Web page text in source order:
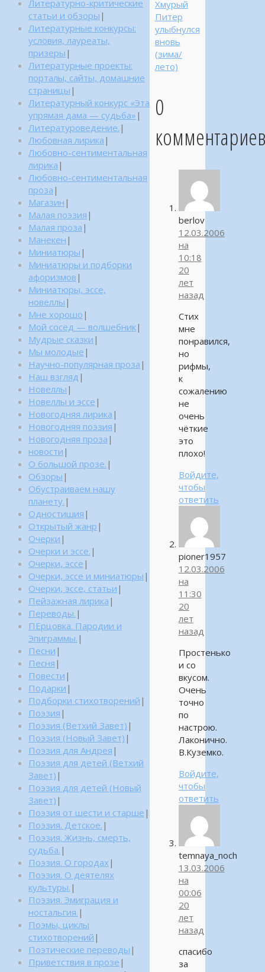
Хмурый
Питер
улыбнулся
вновь
(зима/
лето)
0
berlov
12.03.2006
на
10:18
20
лет
назад
Стих
мне
понравился,
но
рифмы,
к
сожалению
не
очень
чёткие
это
плохо!
Войдите,
чтобы
ответить
pioner1957
12.03.2006
на
11:30
20
лет
назад
Простенько
и со
вкусом.
Очень
точно
по
настрою.
Лаконично.
В.Куземко.
Войдите,
чтобы
ответить
temnaya_noch
13.03.2006
на
00:06
20
лет
назад
спасибо
за
Литературно-критические
статьи и обзоры |
Литературные конкурсы:
условия, лауреаты,
призеры |
Литературные проекты:
порталы, сайты, домашние
страницы |
Литературный конкурс «Эта
упрямая дама — судьба» |
Литературоведение. |
Любовная лирика |
Любовно-сентиментальная
лирика |
Любовно-сентиментальная
проза |
Магазин |
Малая поэзия |
Малая проза |
Манекен |
Миниатюры |
Миниатюры и подборки
афоризмов |
Миниатюры, эссе,
новеллы |
Мне хорошо |
Мой сосед — волшебник|
Мудрые сказки |
Мы молодые |
Научно-популярная проза |
Наш взгляд |
Новеллы |
Новеллы и эссе |
Новогодняя лирика |
Новогодняя поэзия |
Новогодняя проза |
новости |
О большой прозе. |
Обзоры |
Обустраиваем нашу
планету. |
Одностишия |
Открытый жанр |
Очерки |
Очерки и эссе. |
Очерки, эссе |
Очерки, эссе и миниатюры |
Очерки, эссе, статьи |
Пейзажная лирика |
Переводы. |
ПЕрцовка. Пародии и
Эпиграммы. |
Песни |
Песня |
Повести |
Подарки |
Подборки стихотворений |
Поэзия |
Поэзия (Ветхий Завет) |
Поэзия (Новый Завет) |
Поэзия для Андрея |
Поэзия для детей (Ветхий
Завет) |
Поэзия для детей (Новый
Завет) |
Поэзия от шести и старше |
Поэзия. Детское. |
Поэзия. Жизнь, смерть,
судьба. |
Поэзия. О городах |
Поэзия. О деятелях
культуры. |
Поэзия. Эмиграция и
ностальгия. |
Поэмы, циклы
стихотворений |
Поэтические переводы |
Приветствия в прозе |